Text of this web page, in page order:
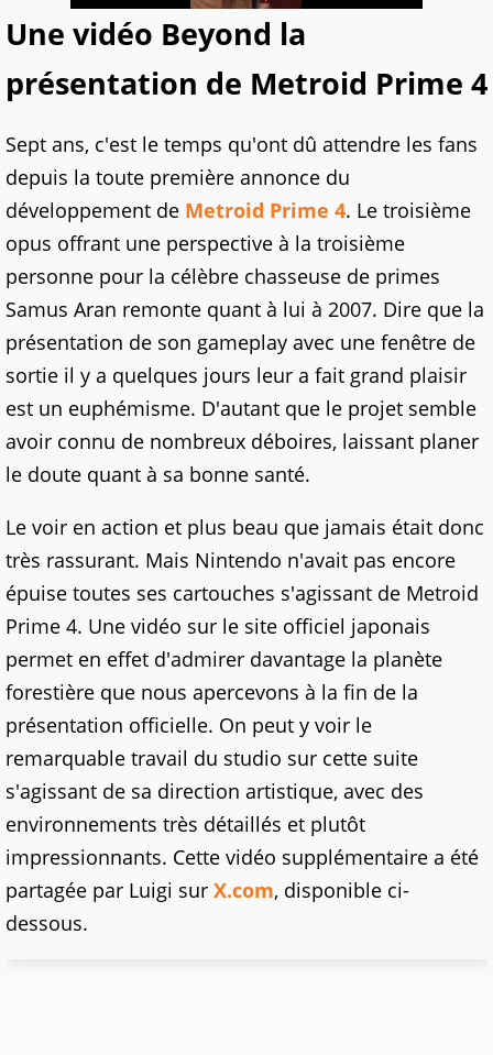
Une vidéo Beyond la
présentation de Metroid Prime 4
Sept ans, c'est le temps qu'ont dû attendre les fans
depuis la toute première annonce du
développement de Metroid Prime 4. Le troisième
opus offrant une perspective à la troisième
personne pour la célèbre chasseuse de primes
Samus Aran remonte quant à lui à 2007. Dire que la
présentation de son gameplay avec une fenêtre de
sortie il y a quelques jours leur a fait grand plaisir
est un euphémisme. D'autant que le projet semble
avoir connu de nombreux déboires, laissant planer
le doute quant à sa bonne santé.
Le voir en action et plus beau que jamais était donc
très rassurant. Mais Nintendo n'avait pas encore
épuise toutes ses cartouches s'agissant de Metroid
Prime 4. Une vidéo sur le site officiel japonais
permet en effet d'admirer davantage la planète
forestière que nous apercevons à la fin de la
présentation officielle. On peut y voir le
remarquable travail du studio sur cette suite
s'agissant de sa direction artistique, avec des
environnements très détaillés et plutôt
impressionnants. Cette vidéo supplémentaire a été
partagée par Luigi sur X.com, disponible ci-
dessous.